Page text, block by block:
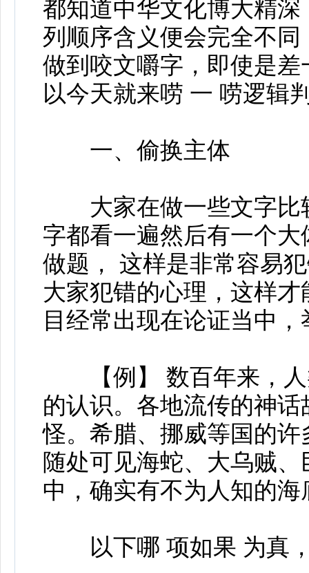
都知道中华文化博大精
列顺序含义便会完全不
做到咬文嚼字，即使是
以今天就来唠 一 唠逻辑
一、偷换主体
大家在做一些文字比
字都看一遍然后有一个
做题， 这样是非常容易
大家犯错的心理，这样才
目经常出现在论证当中
【例】 数百年来，人
的认识。各地流传的神
怪。希腊、挪威等国的
随处可见海蛇、大乌贼
中，确实有不为人知的
以下哪 项如果 为真，